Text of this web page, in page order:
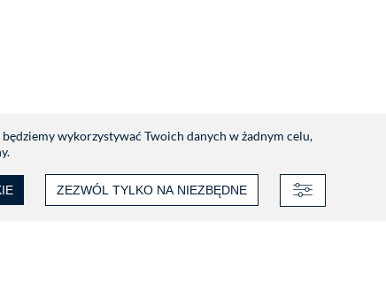
wykorzystywać Twoich danych w żadnym celu,
ZEZWÓL TYLKO NA NIEZBĘDNE